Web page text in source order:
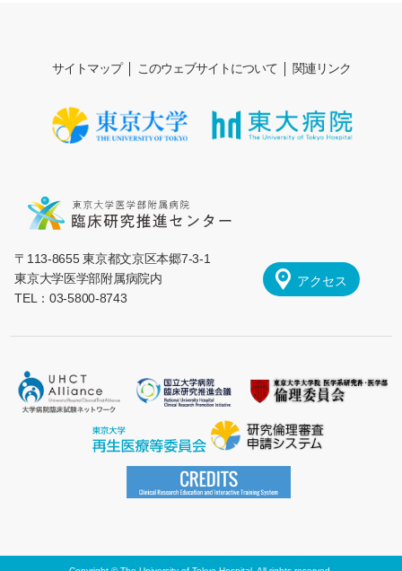
サイトマップ このウェブサイトについて 関連リンク
〒113-8655 東京都文京区本郷7-3-1
東京大学医学部附属病院内
TEL：03-5800-8743
アクセス